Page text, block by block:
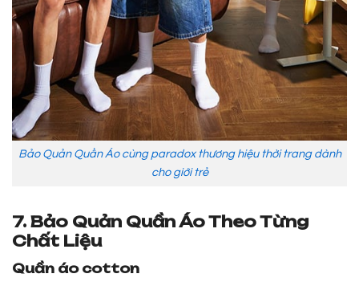
Bảo Quản Quần Áo cùng paradox thương hiệu thời trang dành
cho giới trẻ
7. Bảo Quản Quần Áo Theo Từng
Chất Liệu
Quần áo cotton